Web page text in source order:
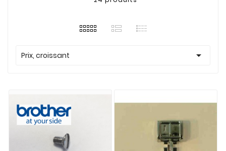
Prix, croissant 